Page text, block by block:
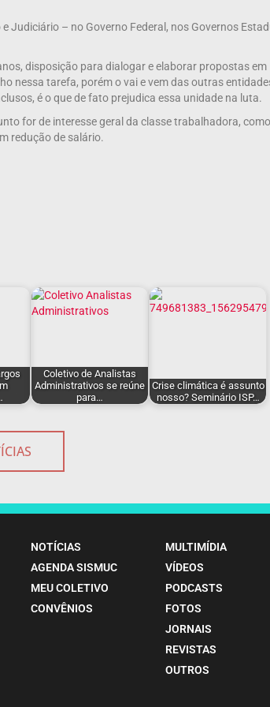
Judiciário – no Governo Federal, nos Governos
disposição para dialogar e elaborar propostas em
nessa tarefa, porém o vai e vem das outras
é o que de fato prejudica essa unidade na luta.
for de interesse geral da classe trabalhadora,
redução de salário.
Coletivo de Analistas
Administrativos se reúne
para…
Crise climática é assunto
nosso? Seminário ISP…
NOTÍCIAS
AGENDA SISMUC
MEU COLETIVO
CONVÊNIOS
MULTIMÍDIA
VÍDEOS
PODCASTS
FOTOS
JORNAIS
REVISTAS
OUTROS